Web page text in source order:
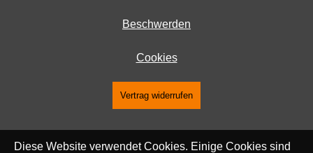
Beschwerden
Cookies
Vertrag widerrufen
Diese Website verwendet Cookies. Einige Cookies sind